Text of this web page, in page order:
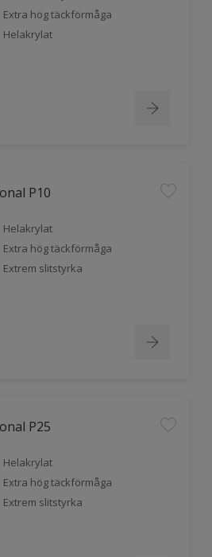
Extra hög täckförmåga
Helakrylat
P10
Helakrylat
Extra hög täckförmåga
Extrem slitstyrka
P25
Helakrylat
Extra hög täckförmåga
Extrem slitstyrka